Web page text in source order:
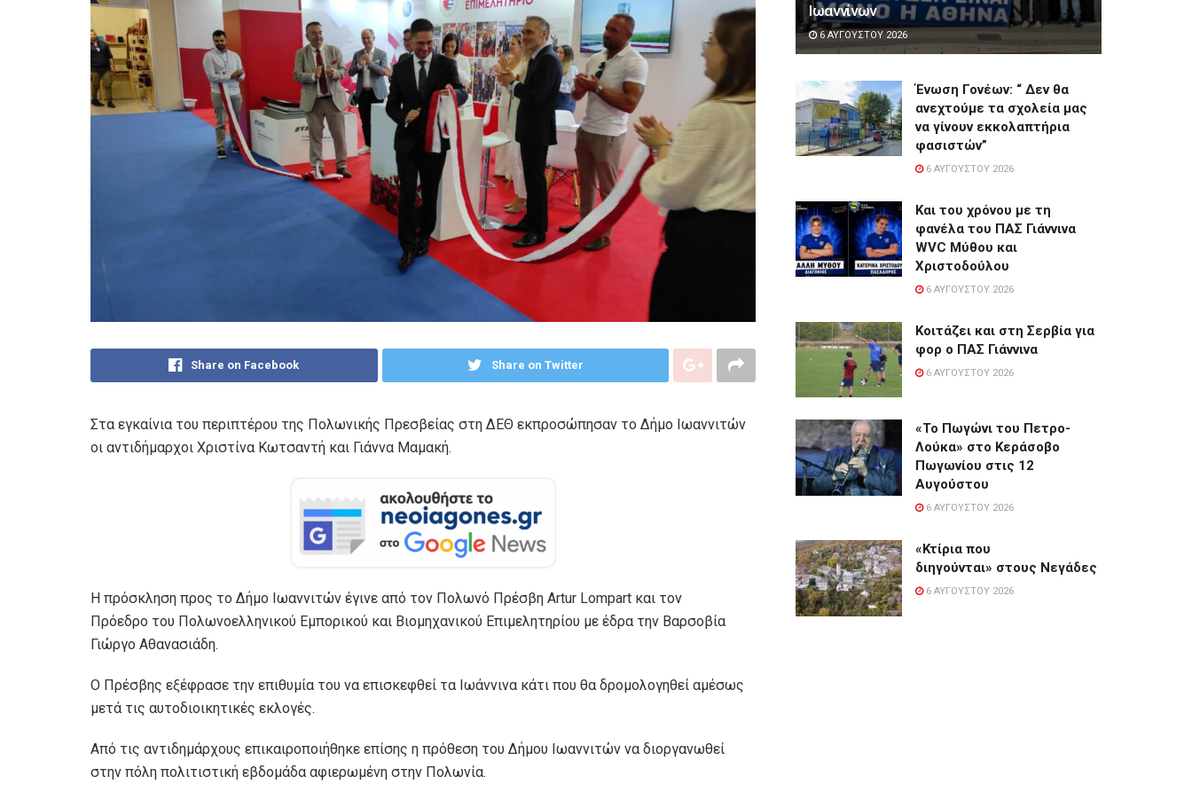
Share on Facebook Share on Twitter
Στα εγκαίνια του περιπτέρου της Πολωνικής Πρεσβείας στη ΔΕΘ εκπροσώπησαν το Δήμο Ιωαννιτών
οι αντιδήμαρχοι Χριστίνα Κωτσαντή και Γιάννα Μαμακή.
Η πρόσκληση προς το Δήμο Ιωαννιτών έγινε από τον Πολωνό Πρέσβη Artur Lompart και τον
Πρόεδρο του Πολωνοελληνικού Εμπορικού και Βιομηχανικού Επιμελητηρίου με έδρα την Βαρσοβία
Γιώργο Αθανασιάδη.
Ο Πρέσβης εξέφρασε την επιθυμία του να επισκεφθεί τα Ιωάννινα κάτι που θα δρομολογηθεί αμέσως
μετά τις αυτοδιοικητικές εκλογές.
Από τις αντιδημάρχους επικαιροποιήθηκε επίσης η πρόθεση του Δήμου Ιωαννιτών να διοργανωθεί
στην πόλη πολιτιστική εβδομάδα αφιερωμένη στην Πολωνία.
Ιωαννίνων
6 ΑΥΓΟΎΣΤΟΥ 2026
Ένωση Γονέων: “ Δεν θα
ανεχτούμε τα σχολεία μας
να γίνουν εκκολαπτήρια
φασιστών”
6 ΑΥΓΟΎΣΤΟΥ 2026
Και του χρόνου με τη
φανέλα του ΠΑΣ Γιάννινα
WVC Μύθου και
Χριστοδούλου
6 ΑΥΓΟΎΣΤΟΥ 2026
Κοιτάζει και στη Σερβία για
φορ ο ΠΑΣ Γιάννινα
6 ΑΥΓΟΎΣΤΟΥ 2026
«Το Πωγώνι του Πετρο-
Λούκα» στο Κεράσοβο
Πωγωνίου στις 12
Αυγούστου
6 ΑΥΓΟΎΣΤΟΥ 2026
«Κτίρια που
διηγούνται» στους Νεγάδες
6 ΑΥΓΟΎΣΤΟΥ 2026